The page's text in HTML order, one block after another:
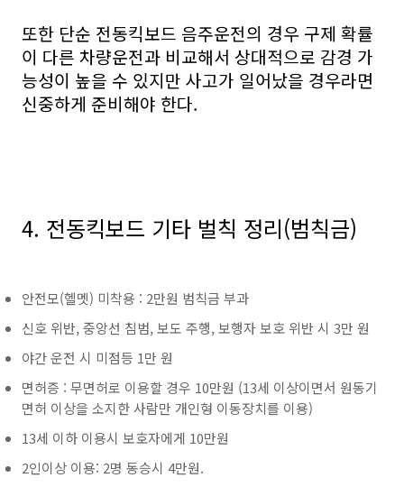
또한 단순 전동킥보드 음주운전의 경우 구제 확률
이 다른 차량운전과 비교해서 상대적으로 감경 가
능성이 높을 수 있지만 사고가 일어났을 경우라면
신중하게 준비해야 한다.
4. 전동킥보드 기타 벌칙 정리(범칙금)
안전모(헬멧) 미착용 : 2만원 범칙금 부과
신호 위반, 중앙선 침범, 보도 주행, 보행자 보호 위반 시 3만 원
야간 운전 시 미점등 1만 원
면허증 : 무면허로 이용할 경우 10만원 (13세 이상이면서 원동기
면허 이상을 소지한 사람만 개인형 이동장치를 이용)
13세 이하 이용시 보호자에게 10만원
2인이상 이용: 2명 동승시 4만원.